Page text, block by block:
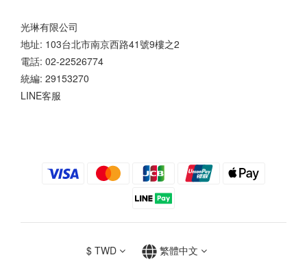
光琳有限公司
地址: 103台北市南京西路41號9樓之2
電話: 02-22526774
統編: 29153270
LINE客服
$ TWD 繁體中文